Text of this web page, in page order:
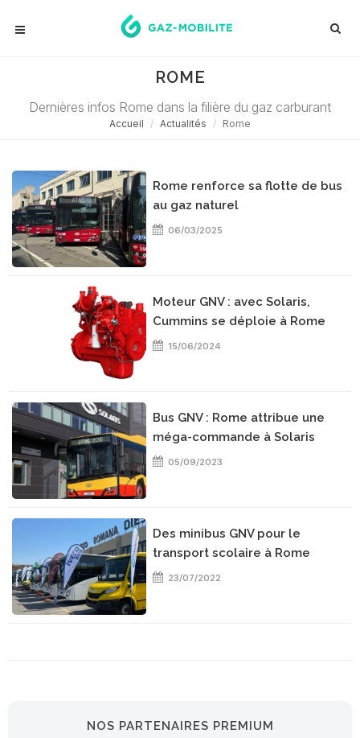
ROME
Dernières infos Rome dans la filière du gaz carburant
Accueil Actualités Rome
Rome renforce sa flotte de bus
au gaz naturel
06/03/2025
Moteur GNV : avec Solaris,
Cummins se déploie à Rome
15/06/2024
Bus GNV : Rome attribue une
méga-commande à Solaris
05/09/2023
Des minibus GNV pour le
transport scolaire à Rome
23/07/2022
NOS PARTENAIRES PREMIUM